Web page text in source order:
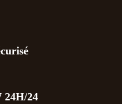
24H/24